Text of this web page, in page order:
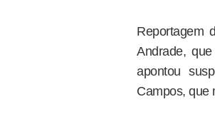
Reportagem
Andrade,
apontou
Campos, que